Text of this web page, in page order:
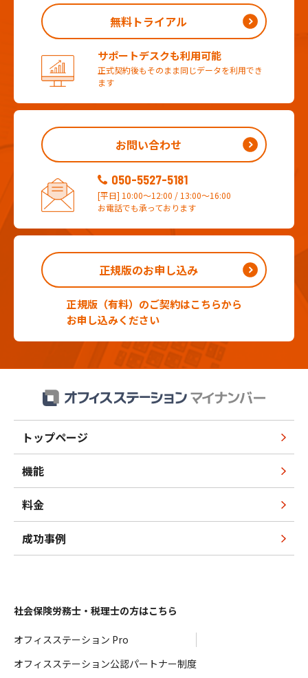
無料トライアル
サポートデスクも利用可能
正式契約後もそのまま同じデータを利用でき
ます
お問い合わせ
050-5527-5181
[平日] 10:00～12:00 / 13:00～16:00
お電話でも承っております
正規版（有料）のご契約はこちらから
お申し込みください
正規版のお申し込み
トップページ
機能
料金
成功事例
社会保険労務士・税理士の方はこちら
オフィスステーション Pro
オフィスステーション公認パートナー制度